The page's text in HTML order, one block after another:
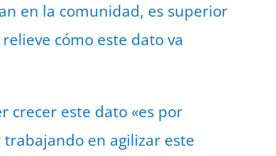
en la comunidad, es superior
cómo este dato va
crecer este dato «es por
en agilizar este